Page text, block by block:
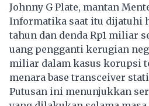
Johnny G Plate, mantan
Informatika saat itu dijatuhi
tahun dan denda Rp1 miliar
uang pengganti kerugian
miliar dalam kasus korupsi
menara base transceiver
Putusan ini menunjukkan